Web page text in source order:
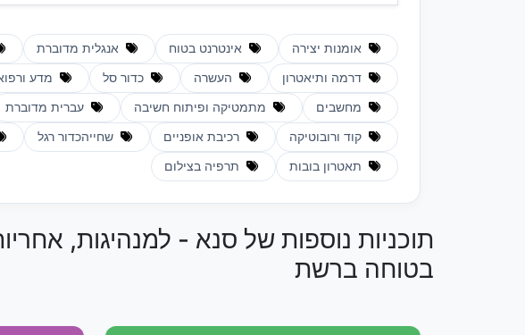
אומנות יצירה אינטרנט בטוח אנגלית מדוברת
דרמה ותיאטרון העשרה כדור סל מדע
מחשבים מתמטיקה ופיתוח חשיבה עברית מדוברת
קוד ורובוטיקה רכיבת אופניים שחייהכדור רגל
תאטרון בובות תרפיה בצילום
תוכניות נוספות של סנא - למנהיגות,
בטוחה ברשת